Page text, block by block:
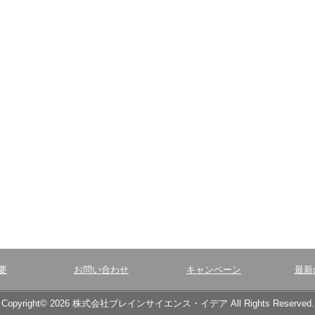
お問い合わせ キャンペーン 最新
Copyright© 2026 株式会社ブレインサイエンス・イデア All Rights Reserved.